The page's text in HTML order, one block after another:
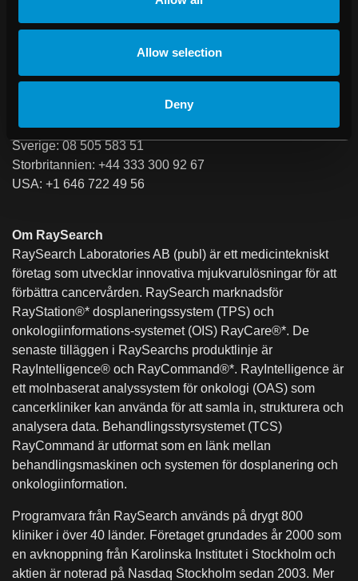
Allow selection
Deny
Vd Johan Löf och t.f. CFO Björn Hårdemark presenterar
RaySearchs delårsrapport för januari-juni 2022 vid en
Det går även att ansluta till webcasten via telefon:
Sverige: 08 505 583 51
Storbritannien: +44 333 300 92 67
USA: +1 646 722 49 56
Om RaySearch
RaySearch Laboratories AB (publ) är ett medicintekniskt
företag som utvecklar innovativa mjukvarulösningar för att
förbättra cancervården. RaySearch marknadsför
RayStation®* dosplaneringssystem (TPS) och
onkologiinformations-systemet (OIS) RayCare®*. De
senaste tilläggen i RaySearchs produktlinje är
RayIntelligence® och RayCommand®*. RayIntelligence är
ett molnbaserat analyssystem för onkologi (OAS) som
cancerkliniker kan använda för att samla in, strukturera och
analysera data. Behandlingsstyrsystemet (TCS)
RayCommand är utformat som en länk mellan
behandlingsmaskinen och systemen för dosplanering och
onkologiinformation.
Programvara från RaySearch används på drygt 800
kliniker i över 40 länder. Företaget grundades år 2000 som
en avknoppning från Karolinska Institutet i Stockholm och
aktien är noterad på Nasdaq Stockholm sedan 2003. Mer